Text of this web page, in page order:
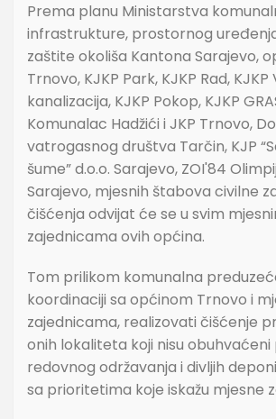
Prema planu Ministarstva
infrastrukture, prostornog
zaštite okoliša Kantona Sarajevo,
Trnovo, KJKP Park, KJKP Rad,
kanalizacija, KJKP Pokop, KJKP
Komunalac Hadžići i JKP Trnovo,
vatrogasnog društva Tarčin, KJP
šume” d.o.o. Sarajevo, ZOI'84
Sarajevo, mjesnih štabova civilne
čišćenja odvijat će se u svim
zajednicama ovih općina.
Tom prilikom komunalna
koordinaciji sa općinom Trnovo i
zajednicama, realizovati čišćenje
onih lokaliteta koji nisu
redovnog održavanja i divljih
sa prioritetima koje iskažu mjesne